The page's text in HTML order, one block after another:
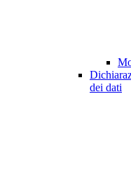
dei dati